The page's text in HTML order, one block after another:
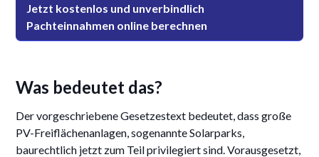
Jetzt kostenlos und unverbindlich
Pachteinnahmen online berechnen
Was bedeutet das?
Der vorgeschriebene Gesetzestext bedeutet, dass große
PV-Freiflächenanlagen, sogenannte Solarparks,
baurechtlich jetzt zum Teil privilegiert sind. Vorausgesetzt,